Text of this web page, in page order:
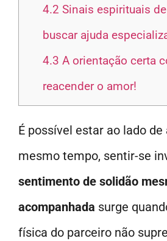
4.2 Sinais espirituais
buscar ajuda
4.3 A orientação certa
reacender o amor!
É possível estar ao lado de
mesmo tempo, sentir-se
sentimento de solidão
acompanhada surge
física do parceiro não